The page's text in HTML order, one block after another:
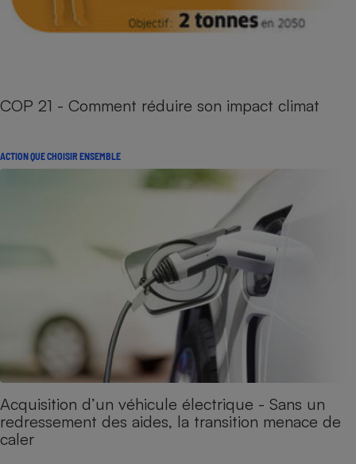
COP 21 - Comment réduire son impact climat
ACTION QUE CHOISIR ENSEMBLE
Acquisition d’un véhicule électrique - Sans un
redressement des aides, la transition menace de
caler